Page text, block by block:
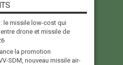
le missile low-cost qui
drone et missile de
la promotion
SDM, nouveau missile air-